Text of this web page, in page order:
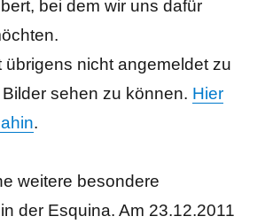
bei dem wir uns dafür
übrigens nicht angemeldet zu
sehen zu können. Hier
.
weitere besondere
der Esquina. Am 23.12.2011